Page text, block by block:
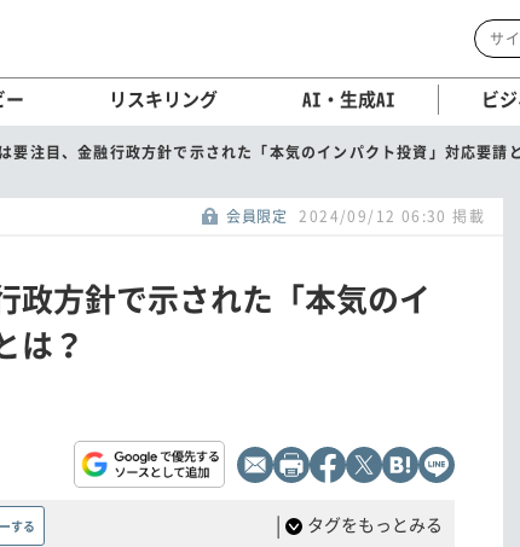
ー リスキリング AI・生成AI ビ
要注目、金融行政方針で示された「本気のインパクト投資」対応要請
会員限定 2024/09/12 06:30 掲載
政方針で示された「本気のイ
は？
する | タグをもっとみる